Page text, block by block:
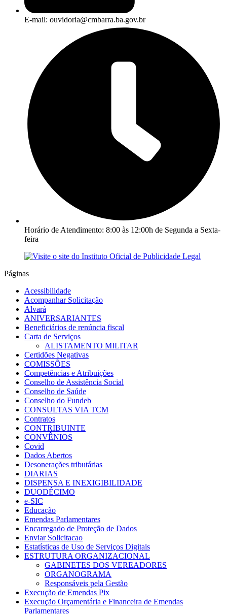
E-mail: ouvidoria@cmbarra.ba.gov.br
Horário de Atendimento: 8:00 às 12:00h de Segunda a Sexta-
feira
Páginas
Acessibilidade
Acompanhar Solicitação
Alvará
ANIVERSARIANTES
Beneficiários de renúncia fiscal
Carta de Serviços
ALISTAMENTO MILITAR
Certidões Negativas
COMISSÕES
Competências e Atribuições
Conselho de Assistência Social
Conselho de Saúde
Conselho do Fundeb
CONSULTAS VIA TCM
Contratos
CONTRIBUINTE
CONVÊNIOS
Covid
Dados Abertos
Desonerações tributárias
DIARIAS
DISPENSA E INEXIGIBILIDADE
DUODÉCIMO
e-SIC
Educação
Emendas Parlamentares
Encarregado de Proteção de Dados
Enviar Solicitacao
Estatísticas de Uso de Serviços Digitais
ESTRUTURA ORGANIZACIONAL
GABINETES DOS VEREADORES
ORGANOGRAMA
Responsáveis pela Gestão
Execução de Emendas Pix
Execução Orçamentária e Financeira de Emendas
Parlamentares